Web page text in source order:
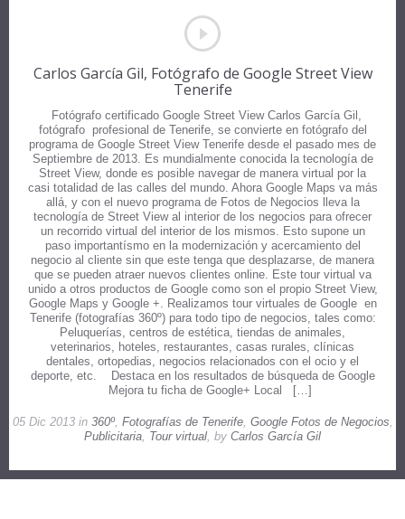
Carlos García Gil, Fotógrafo de Google Street View
Tenerife
Fotógrafo certificado Google Street View Carlos García Gil,
fotógrafo profesional de Tenerife, se convierte en fotógrafo del
programa de Google Street View Tenerife desde el pasado mes de
Septiembre de 2013. Es mundialmente conocida la tecnología de
Street View, donde es posible navegar de manera virtual por la
casi totalidad de las calles del mundo. Ahora Google Maps va más
allá, y con el nuevo programa de Fotos de Negocios lleva la
tecnología de Street View al interior de los negocios para ofrecer
un recorrido virtual del interior de los mismos. Esto supone un
paso importantísmo en la modernización y acercamiento del
negocio al cliente sin que este tenga que desplazarse, de manera
que se pueden atraer nuevos clientes online. Este tour virtual va
unido a otros productos de Google como son el propio Street View,
Google Maps y Google +. Realizamos tour virtuales de Google en
Tenerife (fotografías 360º) para todo tipo de negocios, tales como:
Peluquerías, centros de estética, tiendas de animales,
veterinarios, hoteles, restaurantes, casas rurales, clínicas
dentales, ortopedias, negocios relacionados con el ocio y el
deporte, etc. Destaca en los resultados de búsqueda de Google
Mejora tu ficha de Google+ Local […]
05 Dic 2013 in 360º, Fotografías de Tenerife, Google Fotos de Negocios,
Publicitaria, Tour virtual, by Carlos García Gil